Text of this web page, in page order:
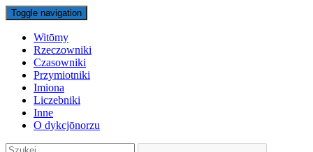
Toggle navigation
Witōmy
Rzeczowniki
Czasowniki
Przymiotniki
Imiona
Liczebniki
Inne
O dykcjōnorzu